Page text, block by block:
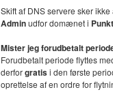
Skift af DNS servere sker
Adminudfor domænet i
Mister jeg forudbetalt
Forudbetalt periode flyttes
derforgratisi den første
oprettelse af en ordre for